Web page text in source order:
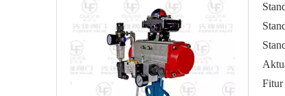
Fitur